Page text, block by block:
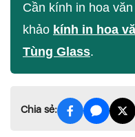
Cần kính in hoa
khảo kính in hoa
Tùng Glass.
Chia sẻ: